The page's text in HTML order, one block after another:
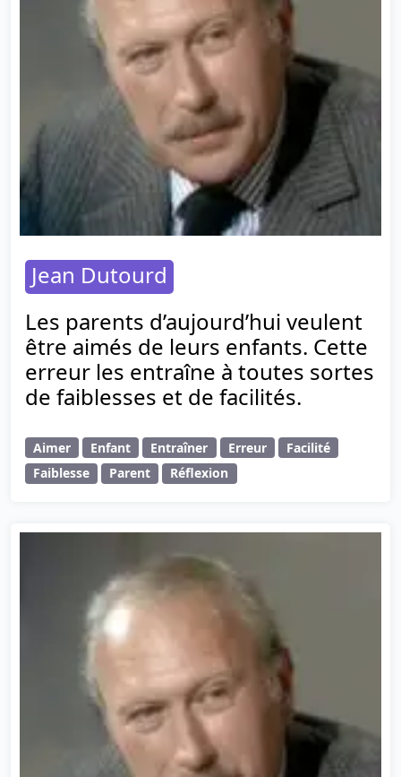
Jean Dutourd
Les parents d’aujourd’hui veulent
être aimés de leurs enfants. Cette
erreur les entraîne à toutes sortes
de faiblesses et de facilités.
Aimer Enfant Entraîner Erreur
Facilité
Faiblesse
Parent Réflexion